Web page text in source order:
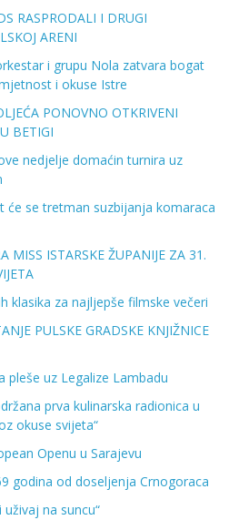
RASPRODALI I DRUGI
ARENI
i grupu Nola zatvara bogat
i okuse Istre
PONOVNO OTKRIVENI
BETIGI
nedjelje domaćin turnira uz
će se tretman suzbijanja komaraca
MISS ISTARSKE ŽUPANIJE ZA 31.
klasika za najljepše filmske večeri
PULSKE GRADSKE KNJIŽNICE
uz Legalize Lambadu
prva kulinarska radionica u
okuse svijeta“
Openu u Sarajevu
godina od doseljenja Crnogoraca
na suncu“